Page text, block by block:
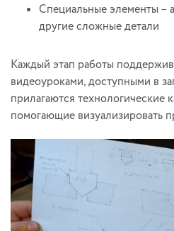
Специальные элементы –
другие сложные детали
Каждый этап работы
видеоуроками, доступными в
прилагаются технологические
помогающие визуализировать